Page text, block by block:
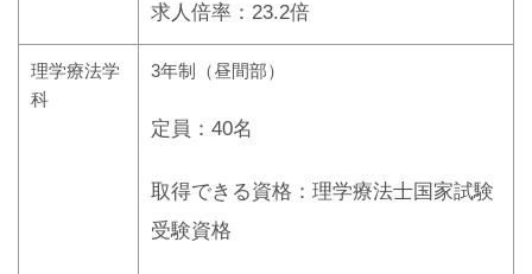
求人倍率：23.2倍
理学療法学
科
3年制（昼間部）
定員：40名
取得できる資格：理学療法士国家試験
受験資格